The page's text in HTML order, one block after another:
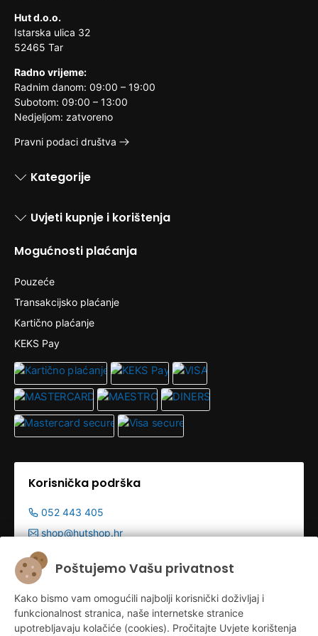
Poštujemo Vašu privatnost
Kako bismo vam omogućili najbolji korisnički doživljaj i
funkcionalnost stranica, naše internetske stranice
upotrebljavaju kolačiće (cookies). Pročitajte Uvjete korištenja
Hut d.o.o.
Istarska ulica 32
52465 Tar
Radno vrijeme:
Radnim danom: 09:00 – 19:00
Subotom: 09:00 – 13:00
Nedjeljom: zatvoreno
Pravni podaci društva
Kategorije
Uvjeti kupnje i korištenja
Mogućnosti plaćanja
Pouzeće
Transakcijsko plaćanje
Kartično plaćanje
KEKS Pay
Korisnička podrška
052 443 405
shop@hutshop.hr
Radno vrijeme:
Pon - Pet 9:00-19:00h
Sub 9:00-13:00